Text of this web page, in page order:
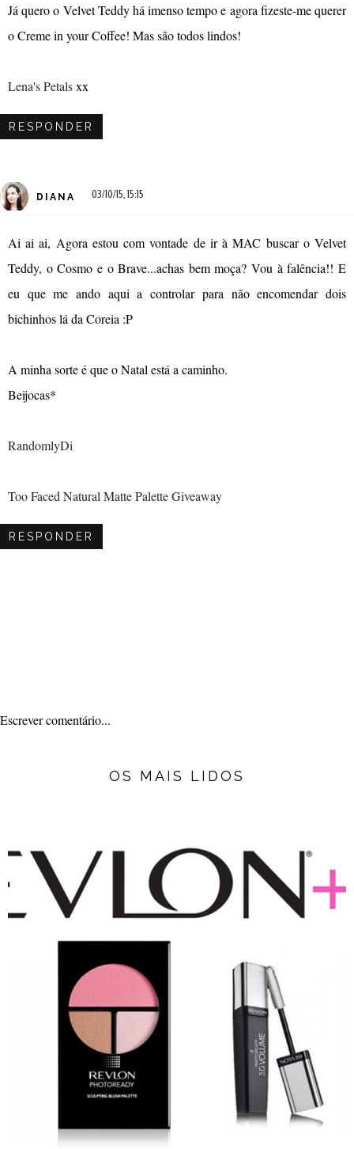
Já quero o Velvet Teddy há imenso tempo e agora fizeste-me querer
o Creme in your Coffee! Mas são todos lindos!
Lena's Petalsxx
RESPONDER
DIANA 03/10/15, 15:15
Ai ai ai, Agora estou com vontade de ir à MAC buscar o Velvet
Teddy, o Cosmo e o Brave...achas bem moça? Vou à falência!! E
eu que me ando aqui a controlar para não encomendar dois
bichinhos lá da Coreia :P
A minha sorte é que o Natal está a caminho.
Beijocas*
RandomlyDi
Too Faced Natural Matte Palette Giveaway
RESPONDER
Escrever comentário...
OS MAIS LIDOS